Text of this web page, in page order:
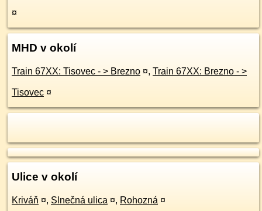
¤
MHD v okolí
Train 67XX: Tisovec - > Brezno ¤, Train 67XX: Brezno - >
Tisovec ¤
Ulice v okolí
Kriváň ¤, Slnečná ulica ¤, Rohozná ¤